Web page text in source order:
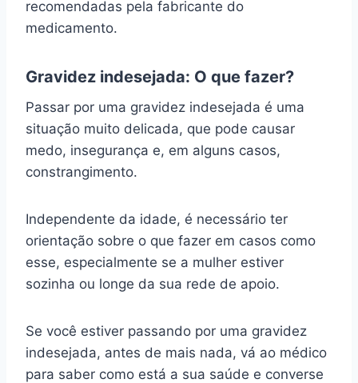
recomendadas pela fabricante do
medicamento.
Gravidez indesejada: O que fazer?
Passar por uma gravidez indesejada é uma
situação muito delicada, que pode causar
medo, insegurança e, em alguns casos,
constrangimento.
Independente da idade, é necessário ter
orientação sobre o que fazer em casos como
esse, especialmente se a mulher estiver
sozinha ou longe da sua rede de apoio.
Se você estiver passando por uma gravidez
indesejada, antes de mais nada, vá ao médico
para saber como está a sua saúde e converse